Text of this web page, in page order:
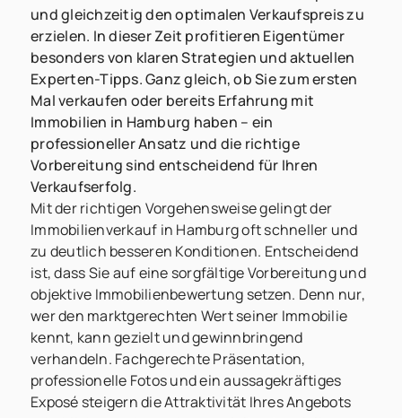
und gleichzeitig den optimalen Verkaufspreis zu
erzielen. In dieser Zeit profitieren Eigentümer
besonders von klaren Strategien und aktuellen
Experten-Tipps. Ganz gleich, ob Sie zum ersten
Mal verkaufen oder bereits Erfahrung mit
Immobilien in Hamburg haben – ein
professioneller Ansatz und die richtige
Vorbereitung sind entscheidend für Ihren
Verkaufserfolg.
Mit der richtigen Vorgehensweise gelingt der
Immobilienverkauf in Hamburg oft schneller und
zu deutlich besseren Konditionen. Entscheidend
ist, dass Sie auf eine sorgfältige Vorbereitung und
objektive Immobilienbewertung setzen. Denn nur,
wer den marktgerechten Wert seiner Immobilie
kennt, kann gezielt und gewinnbringend
verhandeln. Fachgerechte Präsentation,
professionelle Fotos und ein aussagekräftiges
Exposé steigern die Attraktivität Ihres Angebots